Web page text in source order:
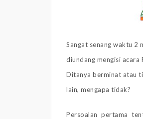
Sangat senang waktu 2
diundang mengisi
Ditanya berminat atau
lain, mengapa tidak?
Persoalan pertama